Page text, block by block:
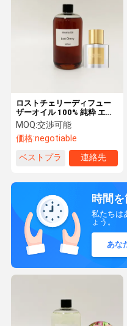
ロストチェリーディフュー
ザーオイル 100% 純粋 エッ
センシャルオイル 500ml 女
性用香水製造
MOQ:交渉可能
価格:negotiable
ベストプラ
連絡先
時間
私たちは
ょう。
あな